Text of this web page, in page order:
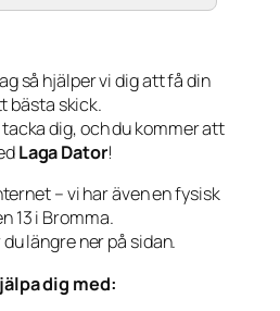
så hjälper vi dig att få din
bästa skick.
dig, och du kommer att
Laga Dator!
– vi har även en fysisk
13 i Bromma.
längre ner på sidan.
dig med: